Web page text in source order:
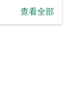
查看全部